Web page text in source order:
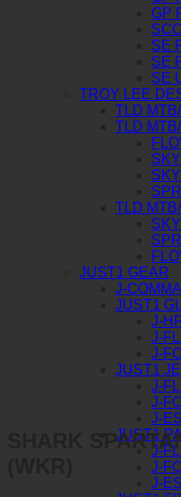
GP
SE
SE
SE
TROY LEE
TLD
TLD
TLD
JUST1 GEAR
J-
JUST1
J-
J-
J-
JUST1
J-
J-
J-
JUST1
J-
J-
J-
SHARK